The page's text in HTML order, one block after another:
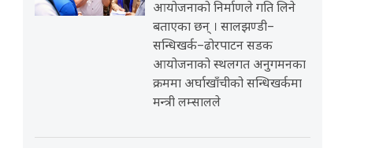
आयोजनाको निर्माणले गति लिने
बताएका छन् । सालझण्डी–
सन्धिखर्क–ढोरपाटन सडक
आयोजनाको स्थलगत अनुगमनका
क्रममा अर्घाखाँचीको सन्धिखर्कमा
मन्त्री लम्सालले